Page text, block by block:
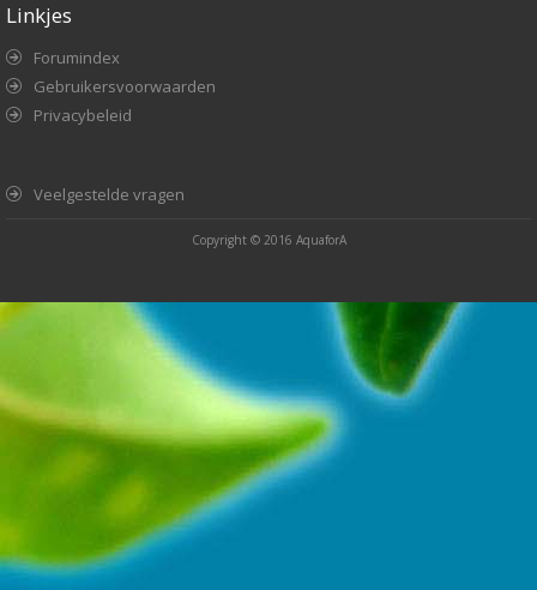
Linkjes
Forumindex
Gebruikersvoorwaarden
Privacybeleid
Veelgestelde vragen
Copyright © 2016 AquaforA